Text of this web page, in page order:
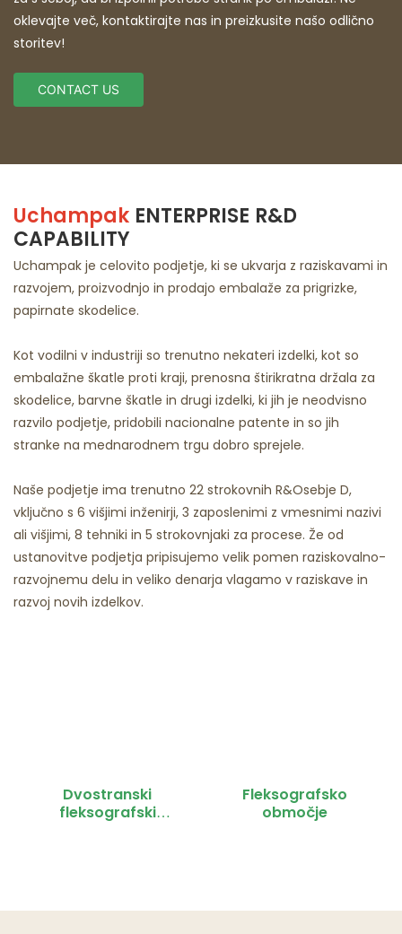
oklevajte več, kontaktirajte nas in preizkusite našo odlično
storitev!
CONTACT US
Uchampak ENTERPRISE R&D
CAPABILITY
Uchampak je celovito podjetje, ki se ukvarja z raziskavami in
razvojem, proizvodnjo in prodajo embalaže za prigrizke,
papirnate skodelice.
Kot vodilni v industriji so trenutno nekateri izdelki, kot so
embalažne škatle proti kraji, prenosna štirikratna držala za
skodelice, barvne škatle in drugi izdelki, ki jih je neodvisno
razvilo podjetje, pridobili nacionalne patente in so jih
stranke na mednarodnem trgu dobro sprejele.
Naše podjetje ima trenutno 22 strokovnih R&Osebje D,
vključno s 6 višjimi inženirji, 3 zaposlenimi z vmesnimi nazivi
ali višjimi, 8 tehniki in 5 strokovnjaki za procese. Že od
ustanovitve podjetja pripisujemo velik pomen raziskovalno-
razvojnemu delu in veliko denarja vlagamo v raziskave in
razvoj novih izdelkov.
Dvostranski
fleksografski
Fleksografsko
območje